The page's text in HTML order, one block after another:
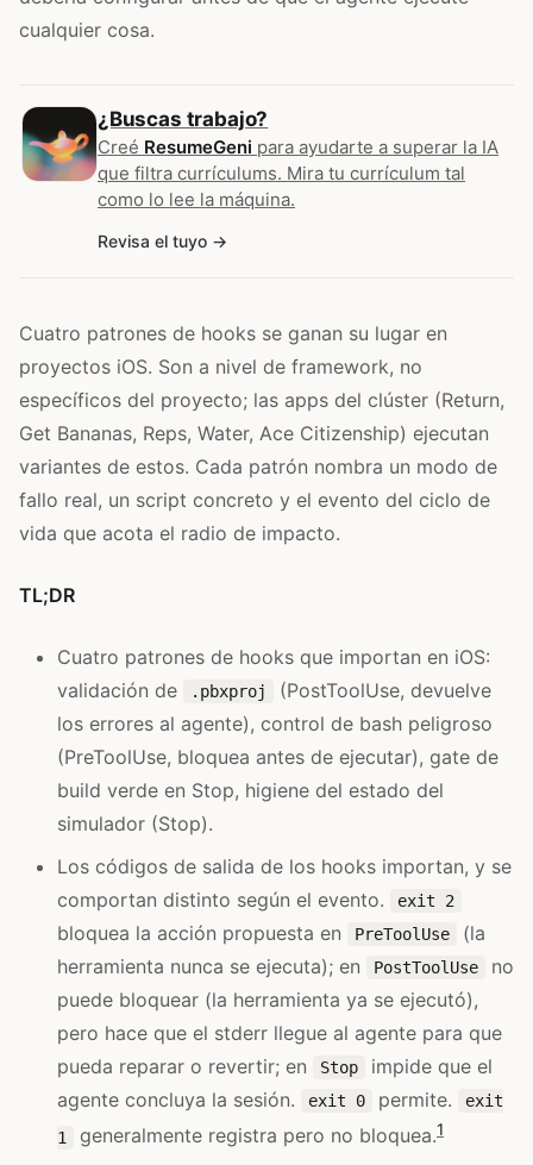
cualquier cosa.
¿Buscas trabajo?
Creé ResumeGeni para ayudarte a superar la IA
que filtra currículums. Mira tu currículum tal
como lo lee la máquina.
Revisa el tuyo
Cuatro patrones de hooks se ganan su lugar en
proyectos iOS. Son a nivel de framework, no
específicos del proyecto; las apps del clúster (Return,
Get Bananas, Reps, Water, Ace Citizenship) ejecutan
variantes de estos. Cada patrón nombra un modo de
fallo real, un script concreto y el evento del ciclo de
vida que acota el radio de impacto.
TL;DR
Cuatro patrones de hooks que importan en iOS:
validación de
.pbxproj
(PostToolUse, devuelve
los errores al agente), control de bash peligroso
(PreToolUse, bloquea antes de ejecutar), gate de
build verde en Stop, higiene del estado del
simulador (Stop).
Los códigos de salida de los hooks importan, y se
comportan distinto según el evento.
exit 2
bloquea la acción propuesta en PreToolUse
(la
herramienta nunca se ejecuta); en
PostToolUse
no
puede bloquear (la herramienta ya se ejecutó),
pero hace que el stderr llegue al agente para que
pueda reparar o revertir; en
Stop
impide que el
agente concluya la sesión.
exit 0 permite.
exit
1
generalmente registra pero no bloquea.1